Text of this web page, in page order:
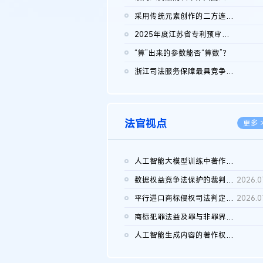
采用传统元素创作的二方连续装饰图案作品的独创性及侵权对比认定
2025年度江苏省专利预审典型案例
“算”出来的参数能否“算数”？
浙江司法服务保障最具竞争力营商环境建设典型案例（第二批）含侵...
法官视点 更多
人工智能大模型训练中著作权的合理使用
数据权益竞争法保护的裁判路径构建
平行进口商标侵权司法判定规则的困境与纾解
商标犯罪法益及罪与非罪界限研究
人工智能生成内容的著作权司法认定：演进逻辑、现实困境与规则建...